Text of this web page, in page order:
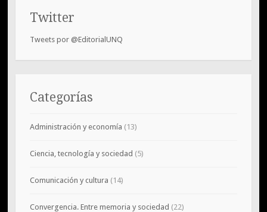
Twitter
Tweets por @EditorialUNQ
Categorías
Administración y economía (13)
Ciencia, tecnología y sociedad (5)
Comunicación y cultura (14)
Convergencia. Entre memoria y sociedad (22)